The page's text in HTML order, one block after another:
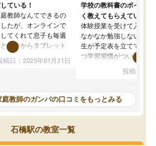
ている！
教師なんてできるの
たが、オンラインで
てくれて息子も毎週
自分からタブレット
繋げるようになりまし
もOKなのもとても気
た今では平均点以上の
ました！あと1年受験ま
週末教室を使用しな
しいと思います！
稿日：2025年01月21日
学校の教科書のポイント
く教えてもらえている
体験授業を受けて入塾し
なかなか勉強しない息子
生が予定表を立ててくれ
つ学習習慣がついてきま
指導が無い日も予定表
問できるのでとても助か
投稿日：
庭教師のガンバの口コミをもっとみる
石橋駅の教室一覧